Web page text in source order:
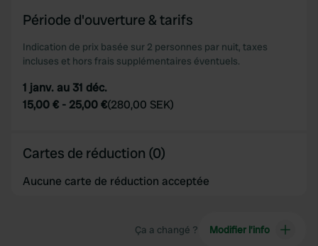
Période d'ouverture & tarifs
Indication de prix basée sur 2 personnes par nuit, taxes
incluses et hors frais supplémentaires éventuels.
1 janv. au 31 déc.
15,00 € - 25,00 €(280,00 SEK)
Cartes de réduction (0)
Aucune carte de réduction acceptée
Ça a changé ? Modifier l’info